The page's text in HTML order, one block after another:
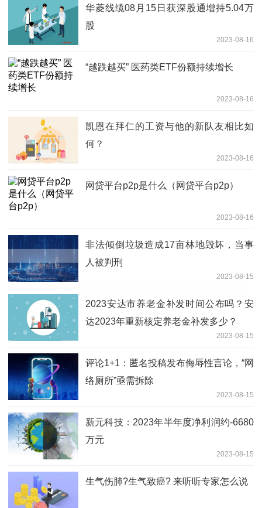
华菱线缆08月15日获深股通增持5.04万
股
2023-08-16
“越跌越买” 医药类ETF份额持续增长
2023-08-16
凯恩在拜仁的工资与他的新队友相比如
何？
2023-08-16
网贷平台p2p是什么（网贷平台p2p）
2023-08-16
非法倾倒垃圾造成17亩林地毁坏，当事
人被判刑
2023-08-15
2023安达市养老金补发时间公布吗？安
达2023年重新核定养老金补发多少？
2023-08-15
评论1+1：匿名投稿发布侮辱性言论，“网
络厕所”亟需拆除
2023-08-15
新元科技：2023年半年度净利润约-6680
万元
2023-08-15
生气伤肺?生气致癌? 来听听专家怎么说